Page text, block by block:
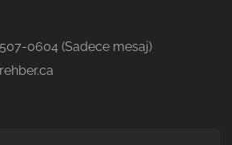
507-0604 (Sadece mesaj)